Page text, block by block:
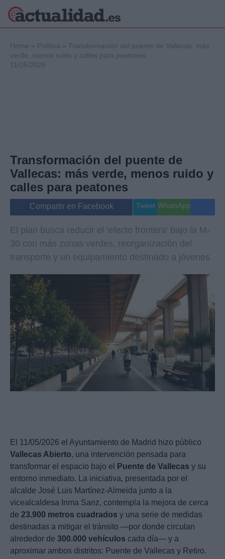
Internacional
Viajes
Gente
Musica
Home » Política » Transformación del puente de Vallecas: más
verde, menos ruido y calles para peatones
11/05/2026
Transformación del puente de
Vallecas: más verde, menos ruido y
calles para peatones
Compartir en Facebook Tweet WhatsApp
El plan busca reducir el 'efecto frontera' bajo la M-
30 con más zonas verdes, reorganización del
transporte y un equipamiento destinado a jóvenes
El 11/05/2026 el Ayuntamiento de Madrid hizo público
Vallecas Abierto, una intervención pensada para
transformar el espacio bajo el
Puente de Vallecas y su
entorno inmediato. La iniciativa, presentada por el
alcalde José Luis Martínez-Almeida junto a la
vicealcaldesa Inma Sanz, contempla la mejora de cerca
de 23.900 metros cuadrados y una serie de medidas
destinadas a mitigar el tránsito —por donde circulan
alrededor de 300.000 vehículos cada día— y a
aproximar ambos distritos: Puente de Vallecas y Retiro.